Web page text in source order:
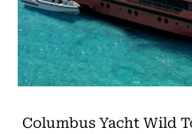
Columbus Yacht Wild